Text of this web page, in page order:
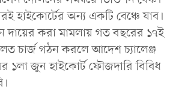
হাইকোর্টের অন্য একটি বেঞ্চে যাব।
দায়ের করা মামলায় গত বছরের ১৭ই
চার্জ গঠন করলে আদেশ চ্যালেঞ্জ
১লা জুন হাইকোর্ট ফৌজদারি বিবিধ